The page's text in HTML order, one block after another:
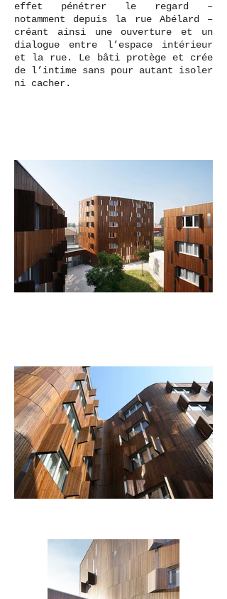
effet pénétrer le regard –
notamment depuis la rue Abélard –
créant ainsi une ouverture et un
dialogue entre l’espace intérieur
et la rue. Le bâti protège et crée
de l’intime sans pour autant isoler
ni cacher.